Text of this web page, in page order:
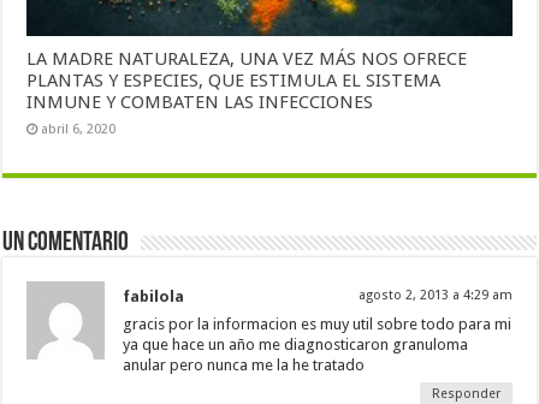
LA MADRE NATURALEZA, UNA VEZ MÁS NOS OFRECE
PLANTAS Y ESPECIES, QUE ESTIMULA EL SISTEMA
INMUNE Y COMBATEN LAS INFECCIONES
abril 6, 2020
Un comentario
fabilola agosto 2, 2013 a 4:29 am
gracis por la informacion es muy util sobre todo para mi
ya que hace un año me diagnosticaron granuloma
anular pero nunca me la he tratado
Responder